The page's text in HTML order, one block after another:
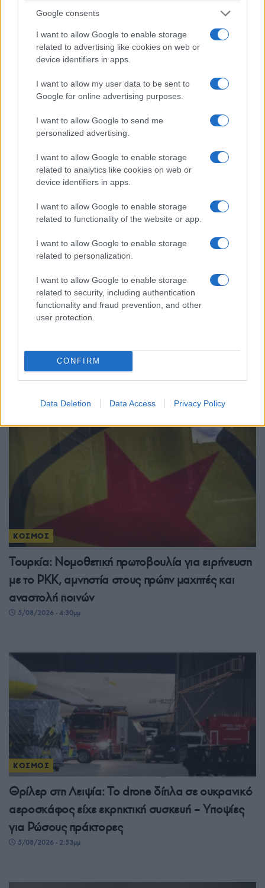
Google consents
I want to allow Google to enable storage
related to advertising like cookies on web or
device identifiers in apps.
I want to allow my user data to be sent to
Google for online advertising purposes.
I want to allow Google to send me
personalized advertising.
I want to allow Google to enable storage
related to analytics like cookies on web or
device identifiers in apps.
I want to allow Google to enable storage
related to functionality of the website or app.
I want to allow Google to enable storage
related to personalization.
I want to allow Google to enable storage
related to security, including authentication
functionality and fraud prevention, and other
user protection.
CONFIRM
Data Deletion Data Access Privacy Policy
ΚΟΣΜΟΣ
Πολιτικές αναταράξεις στο Ιράν και διπλωματικός
πυρετός για τα Στενά του Ορμούζ
6/08/2026 - 11:07πμ
ΚΟΣΜΟΣ
στον καθορισμό νέας διαδρομής διέλευσης των
πλοίων
5/08/2026 - 9:12μμ
ΚΟΣΜΟΣ
Τουρκία: Νομοθετική πρωτοβουλία για ειρήνευση
με το PKK, αμνηστία στους πρώην μαχητές και
αναστολή ποινών
5/08/2026 - 4:30μμ
ΚΟΣΜΟΣ
Θρίλερ στη Λειψία: Το drone δίπλα σε ουκρανικό
αεροσκάφος είχε εκρηκτική συσκευή – Υποψίες
για Ρώσους πράκτορες
5/08/2026 - 2:53μμ